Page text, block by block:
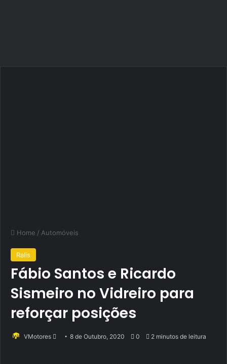
Home / Automóveis
Ralis
Fábio Santos e Ricardo
Sismeiro no Vidreiro para
reforçar posições
VMotores
Send8 de Outubro, 2020 0 2 minutos de leitura